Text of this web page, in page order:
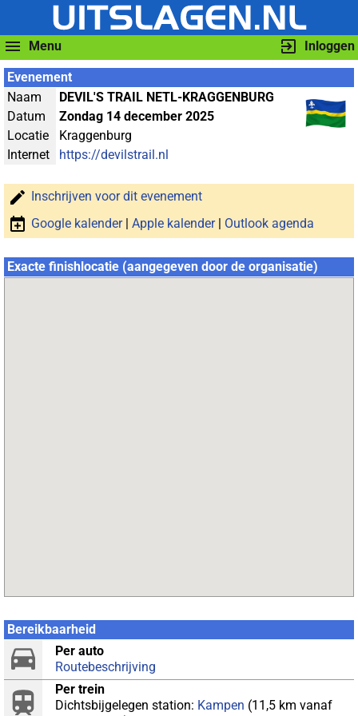
Menu Inloggen
Evenement
Naam
DEVIL'S TRAIL NETL-KRAGGENBURG
Datum
Zondag 14 december 2025
Locatie
Kraggenburg
Internet
https://devilstrail.nl
Inschrijven voor dit evenement
Google kalender| Apple kalender| Outlook agenda
Exacte finishlocatie (aangegeven door de organisatie)
Bereikbaarheid
Per auto
Routebeschrijving
Per trein
Dichtsbijgelegen station: Kampen (11,5 km vanaf